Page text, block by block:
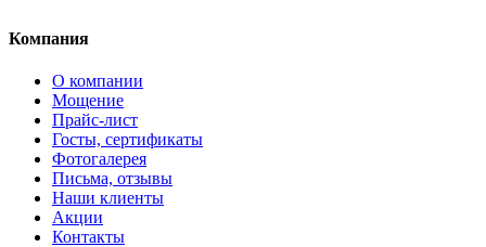
Компания
О компании
Мощение
Прайс-лист
Госты, сертификаты
Фотогалерея
Письма, отзывы
Наши клиенты
Акции
Контакты